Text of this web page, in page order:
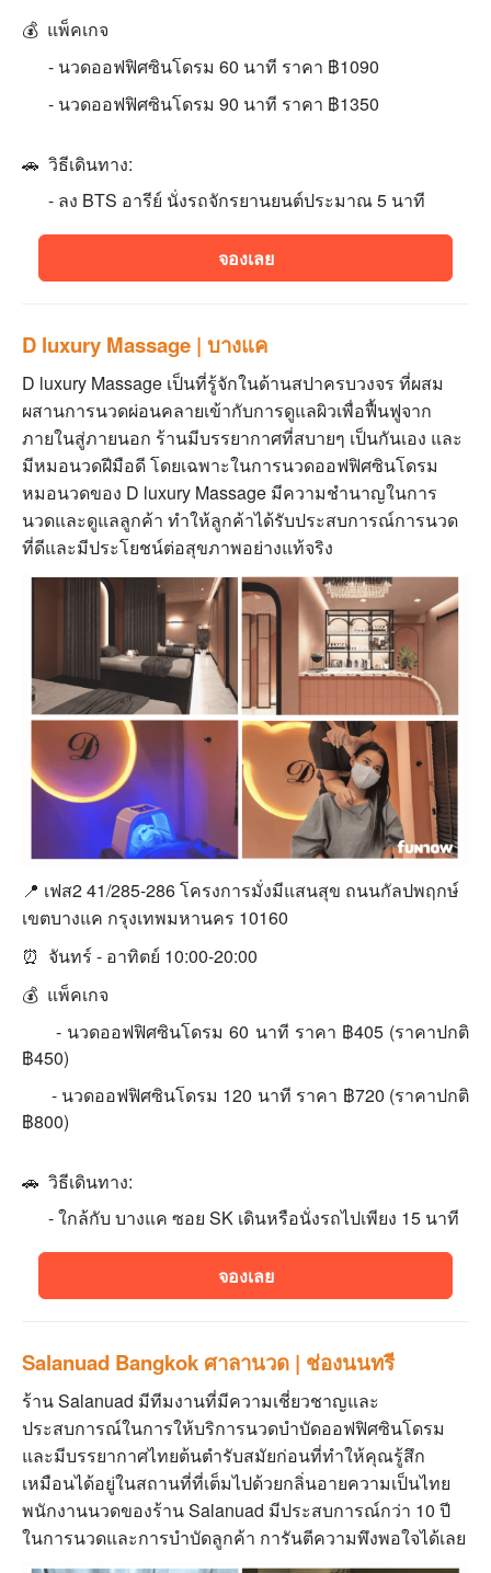
💰 แพ็คเกจ
- นวดออฟฟิศซินโดรม 60 นาที ราคา ฿1090
- นวดออฟฟิศซินโดรม 90 นาที ราคา ฿1350
🚗 วิธีเดินทาง:
- ลง BTS อารีย์ นั่งรถจักรยานยนต์ประมาณ 5 นาที
จองเลย
D luxury Massage | บางแค
D luxury Massage เป็นที่รู้จักในด้านสปาครบวงจร ที่ผสม
ผสานการนวดผ่อนคลายเข้ากับการดูแลผิวเพื่อฟื้นฟูจาก
ภายในสู่ภายนอก ร้านมีบรรยากาศที่สบายๆ เป็นกันเอง และ
มีหมอนวดฝีมือดี โดยเฉพาะในการนวดออฟฟิศซินโดรม
หมอนวดของ D luxury Massage มีความชำนาญในการ
นวดและดูแลลูกค้า ทำให้ลูกค้าได้รับประสบการณ์การนวด
ที่ดีและมีประโยชน์ต่อสุขภาพอย่างแท้จริง
📍 เฟส2 41/285-286 โครงการมั่งมีแสนสุข ถนนกัลปพฤกษ์
เขตบางแค กรุงเทพมหานคร 10160
⏰ จันทร์ - อาทิตย์ 10:00-20:00
💰 แพ็คเกจ
- นวดออฟฟิศซินโดรม 60 นาที ราคา ฿405 (ราคาปกติ
฿450)
- นวดออฟฟิศซินโดรม 120 นาที ราคา ฿720 (ราคาปกติ
฿800)
🚗 วิธีเดินทาง:
- ใกล้กับ บางแค ซอย SK เดินหรือนั่งรถไปเพียง 15 นาที
จองเลย
Salanuad Bangkok ศาลานวด | ช่องนนทรี
ร้าน Salanuad มีทีมงานที่มีความเชี่ยวชาญและ
ประสบการณ์ในการให้บริการนวดบำบัดออฟฟิศซินโดรม
และมีบรรยากาศไทยต้นตำรับสมัยก่อนที่ทำให้คุณรู้สึก
เหมือนได้อยู่ในสถานที่ที่เต็มไปด้วยกลิ่นอายความเป็นไทย
พนักงานนวดของร้าน Salanuad มีประสบการณ์กว่า 10 ปี
ในการนวดและการบำบัดลูกค้า การันตีความพึงพอใจได้เลย